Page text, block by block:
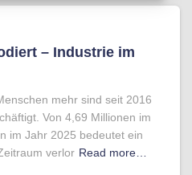
– Industrie im
mehr sind seit 2016
Von 4,69 Millionen im
im Jahr 2025 bedeutet ein
verlor Read more…